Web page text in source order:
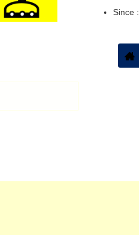
Since :